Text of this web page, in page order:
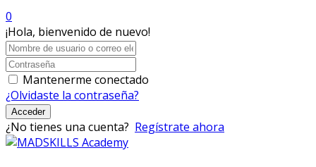
0
¡Hola, bienvenido de nuevo!
Mantenerme conectado
¿Olvidaste la contraseña?
Acceder
¿No tienes una cuenta? Regístrate ahora